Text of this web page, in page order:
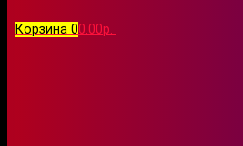
Корзина 00.00р.